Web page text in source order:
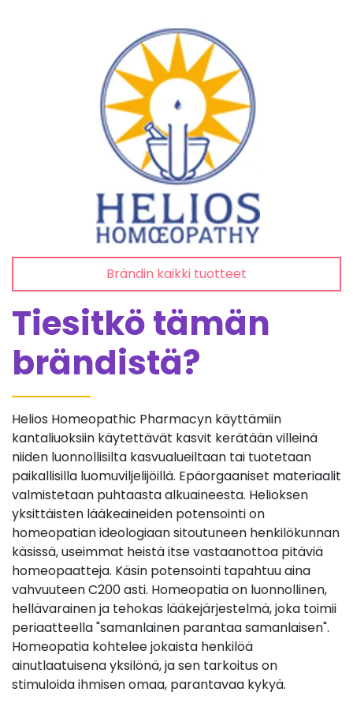
Brändin kaikki tuotteet
Tiesitkö tämän
brändistä?
Helios Homeopathic Pharmacyn käyttämiin
kantaliuoksiin käytettävät kasvit kerätään villeinä
niiden luonnollisilta kasvualueiltaan tai tuotetaan
paikallisilla luomuviljelijöillä. Epäorgaaniset materiaalit
valmistetaan puhtaasta alkuaineesta. Helioksen
yksittäisten lääkeaineiden potensointi on
homeopatian ideologiaan sitoutuneen henkilökunnan
käsissä, useimmat heistä itse vastaanottoa pitäviä
homeopaatteja. Käsin potensointi tapahtuu aina
vahvuuteen C200 asti. Homeopatia on luonnollinen,
hellävarainen ja tehokas lääkejärjestelmä, joka toimii
periaatteella "samanlainen parantaa samanlaisen".
Homeopatia kohtelee jokaista henkilöä
ainutlaatuisena yksilönä, ja sen tarkoitus on
stimuloida ihmisen omaa, parantavaa kykyä.